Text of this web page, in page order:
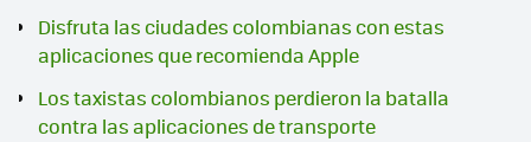
Disfruta las ciudades colombianas con estas
aplicaciones que recomienda Apple
Los taxistas colombianos perdieron la batalla
contra las aplicaciones de transporte